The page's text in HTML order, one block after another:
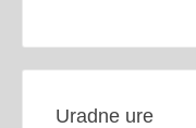
Uradne ure